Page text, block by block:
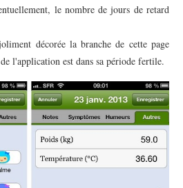
le nombre de jours de retard
décorée la branche de cette page
l'application est dans sa période fertile.